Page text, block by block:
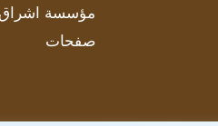
مؤسسة اشراق
صفحات